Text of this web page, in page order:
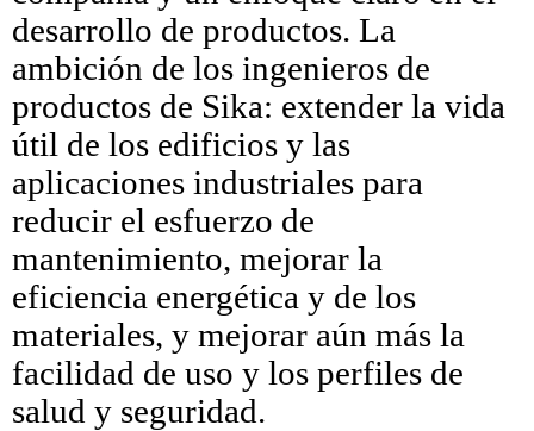
desarrollo de productos. La
ambición de los ingenieros de
productos de Sika: extender la vida
útil de los edificios y las
aplicaciones industriales para
reducir el esfuerzo de
mantenimiento, mejorar la
eficiencia energética y de los
materiales, y mejorar aún más la
facilidad de uso y los perfiles de
salud y seguridad.